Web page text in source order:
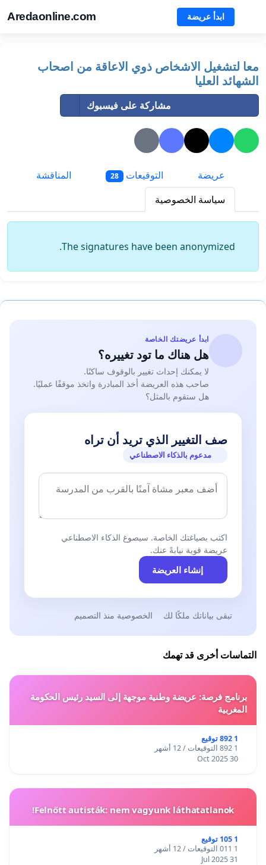
Aredaonline.com ابدأ عريضة
معا لتشغيل الاشخاص ذوي الاعاقة من اصحاب
الشهائد العليا
مشاركة على فيسبوك
عريضة التوقيعات 28
المناقشة
سياسة الخصوصية
The signatures have been anonymized.
ابدأ عريضتك الخاصة
هل هناك ما تود تغييره؟
لا يمكنك إحداث تغيير بالوقوف ساكنًا.
صاحب هذه العريضة أخذ المبادرة واتخذ موقفًا عمليًا.
هل ستقوم بالمثل؟
صف التغيير الذي تريد أن تراه
مدعوم بالذكاء الاصطناعي
اكتب بصياغتك الخاصة. سيصوغ الذكاء الاصطناعي
عريضة قوية نيابةً عنك.
إنشاء العريضة
تبقى بياناتك ملكًا لك الخصوصية منذ التصميم
التماسات أخرى قد تهمك
برنامج فرصة: عريضة وطنية موجهة إلى السيد رئيس الحكومة
المغربية
1 892 توقيع
1 892 التوقيعات / 12 أشهر
30 Oct 2025
Felnőtt autisták: nem vagyunk láthatatlanok!
1 105 توقيع
1 011 التوقيعات / 12 أشهر
31 Jul 2025